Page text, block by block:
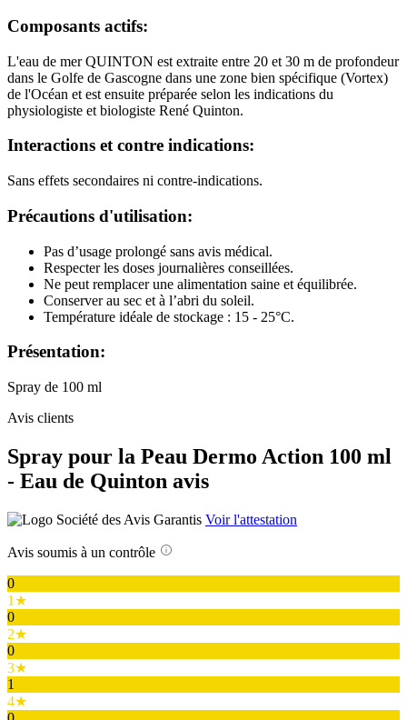
Composants actifs:
L'eau de mer QUINTON est extraite entre 20 et 30 m de profondeur
dans le Golfe de Gascogne dans une zone bien spécifique (Vortex)
de l'Océan et est ensuite préparée selon les indications du
physiologiste et biologiste René Quinton.
Interactions et contre indications:
Sans effets secondaires ni contre-indications.
Précautions d'utilisation:
Pas d’usage prolongé sans avis médical.
Respecter les doses journalières conseillées.
Ne peut remplacer une alimentation saine et équilibrée.
Conserver au sec et à l’abri du soleil.
Température idéale de stockage : 15 - 25°C.
Présentation:
Spray de 100 ml
Avis clients
Spray pour la Peau Dermo Action 100 ml
- Eau de Quinton avis
Voir l'attestation
Avis soumis à un contrôle
0
1★
0
2★
0
3★
1
4★